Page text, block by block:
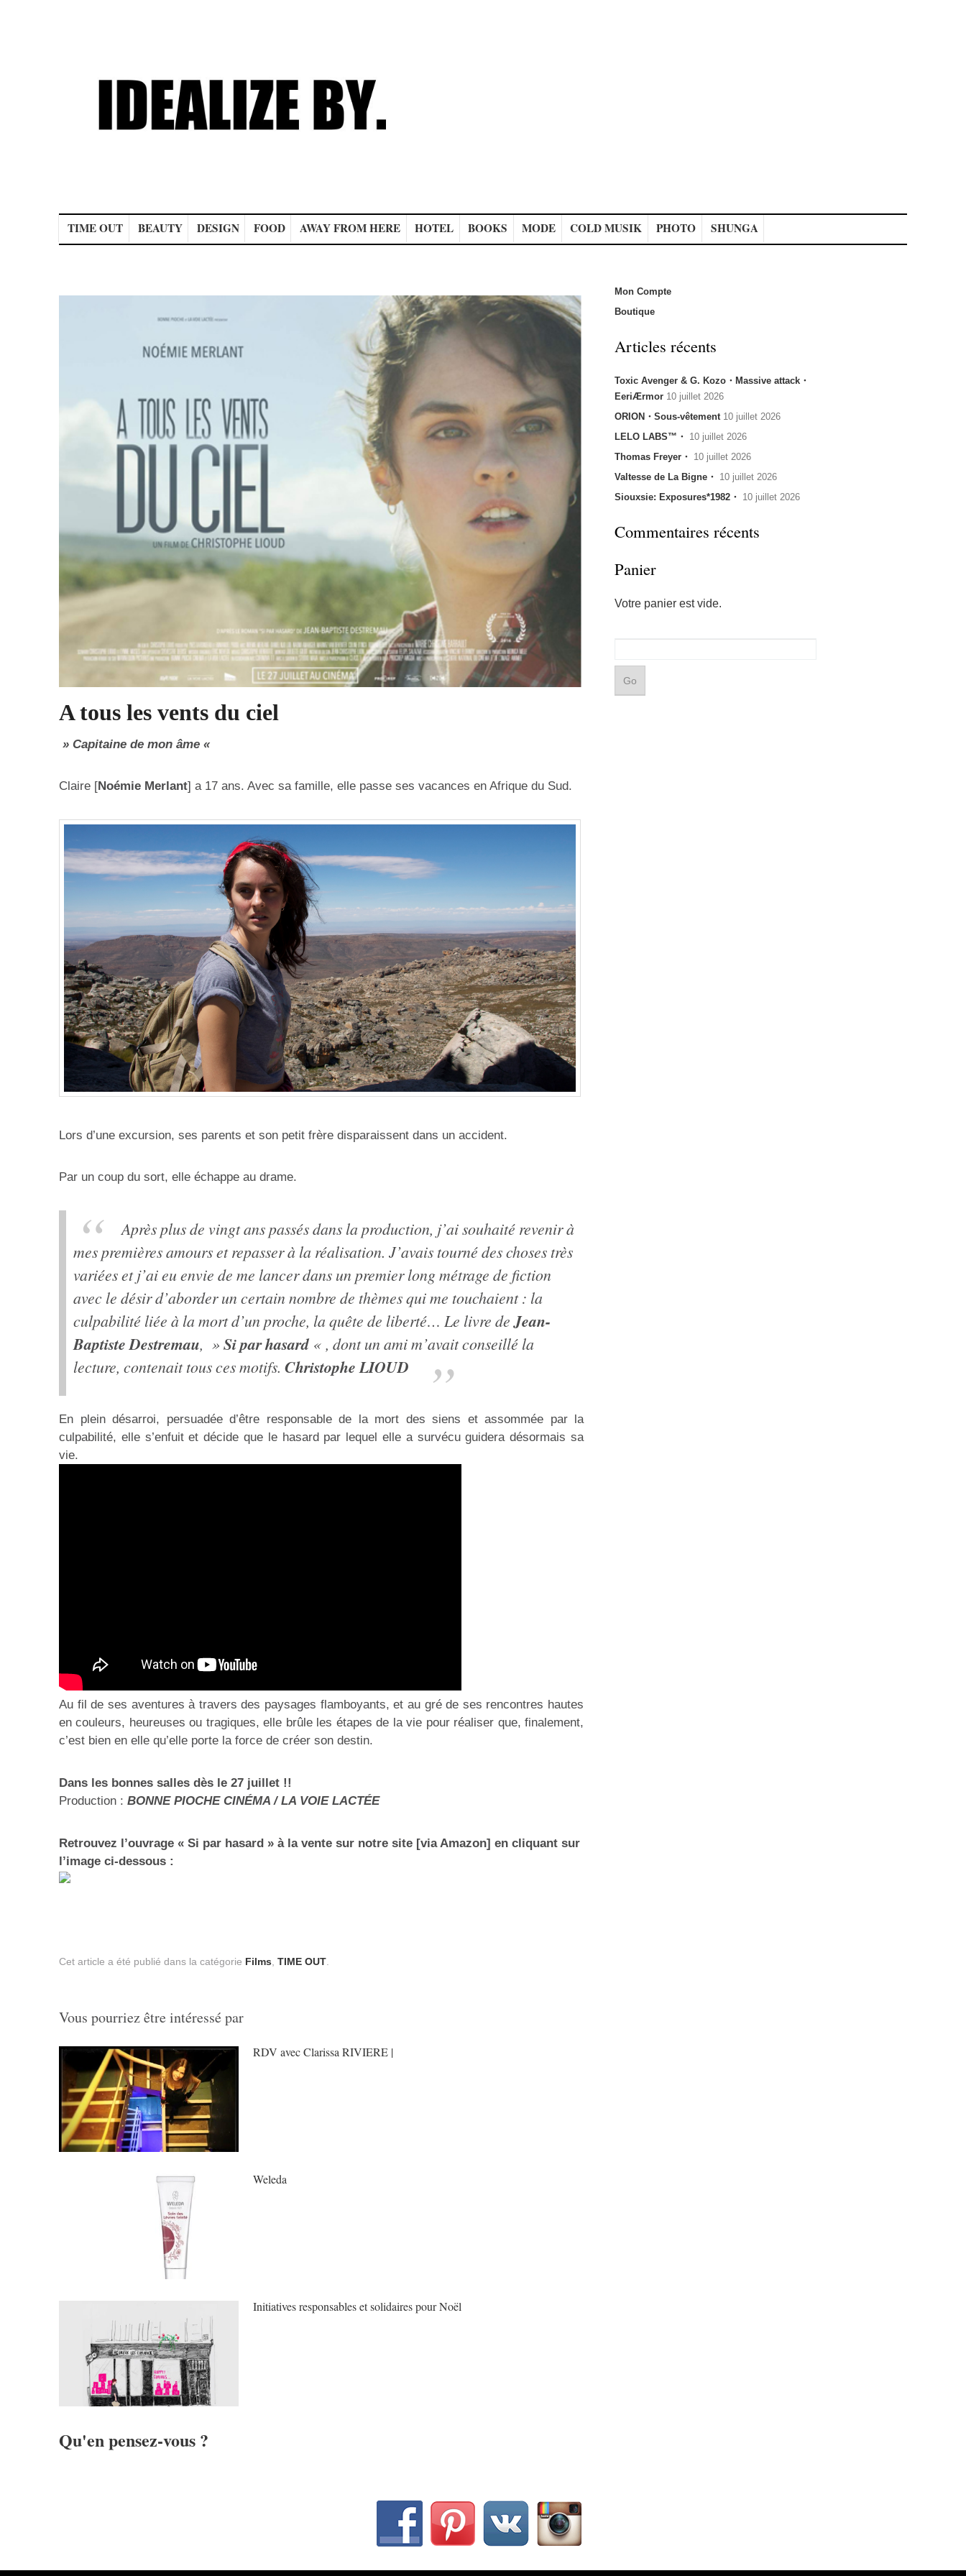
TIME OUT BEAUTY DESIGN FOOD AWAY FROM HERE HOTEL BOOKS MODE COLD MUSIK PHOTO SHUNGA
A tous les vents du ciel
» Capitaine de mon âme «
Claire [Noémie Merlant] a 17 ans. Avec sa famille, elle passe ses vacances en Afrique du Sud.
Lors d’une excursion, ses parents et son petit frère disparaissent dans un accident.
Par un coup du sort, elle échappe au drame.
Après plus de vingt ans passés dans la production, j’ai souhaité revenir à
mes premières amours et repasser à la réalisation. J’avais tourné des choses très
variées et j’ai eu envie de me lancer dans un premier long métrage de fiction
avec le désir d’aborder un certain nombre de thèmes qui me touchaient : la
culpabilité liée à la mort d’un proche, la quête de liberté… Le livre deJean-
Baptiste Destremau, » Si par hasard« , dont un ami m’avait conseillé la
lecture, contenait tous ces motifs. Christophe LIOUD
En plein désarroi, persuadée d’être responsable de la mort des siens et assommée par la
culpabilité, elle s’enfuit et décide que le hasard par lequel elle a survécu guidera désormais sa
vie.
Au fil de ses aventures à travers des paysages flamboyants, et au gré de ses rencontres hautes
en couleurs, heureuses ou tragiques, elle brûle les étapes de la vie pour réaliser que, finalement,
c’est bien en elle qu’elle porte la force de créer son destin.
Dans les bonnes salles dès le 27 juillet !!
Production : BONNE PIOCHE CINÉMA / LA VOIE LACTÉE
Retrouvez l’ouvrage « Si par hasard » à la vente sur notre site [via Amazon] en cliquant sur
l’image ci-dessous :
Cet article a été publié dans la catégorie Films TIME OUT
Vous pourriez être intéressé par
RDV avec Clarissa RIVIERE |
Weleda
Initiatives responsables et solidaires pour Noël
Qu'en pensez-vous ?
Mon Compte
Boutique
Articles récents
Toxic Avenger & G. Kozo・Massive attack・
EeriÆrmor 10 juillet 2026
ORION・Sous-vêtement 10 juillet 2026
LELO LABS™・ 10 juillet 2026
Thomas Freyer・ 10 juillet 2026
Valtesse de La Bigne・ 10 juillet 2026
Siouxsie: Exposures*1982・ 10 juillet 2026
Commentaires récents
Panier
Votre panier est vide.